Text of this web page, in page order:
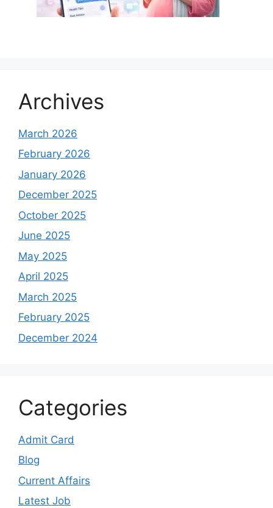
Archives
March 2026
February 2026
January 2026
December 2025
October 2025
June 2025
May 2025
April 2025
March 2025
February 2025
December 2024
Categories
Admit Card
Blog
Current Affairs
Latest Job